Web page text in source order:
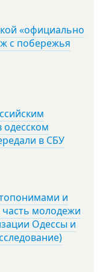
«официально
с побережья
одесском
в СБУ
и
молодежи
Одессы и